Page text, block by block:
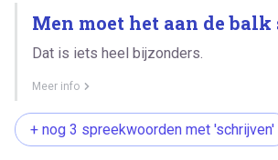
Men moet het aan de
Dat is iets heel bijzonders.
Meer info
+ nog 3 spreekwoorden met 'schrijven'